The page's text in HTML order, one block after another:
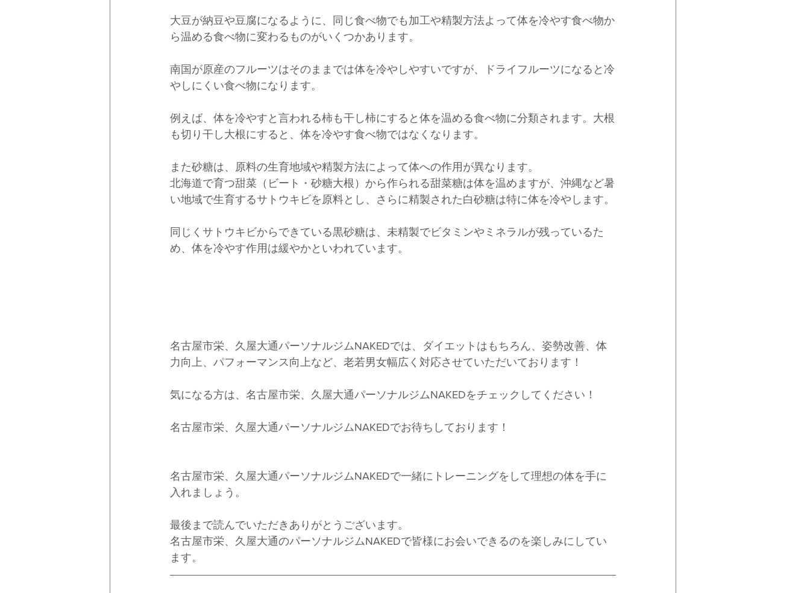
大豆が納豆や豆腐になるように、同じ食べ物でも加工や精製方法よって体を冷やす食べ物か
ら温める食べ物に変わるものがいくつかあります。
南国が原産のフルーツはそのままでは体を冷やしやすいですが、ドライフルーツになると冷
やしにくい食べ物になります。
例えば、体を冷やすと言われる柿も干し柿にすると体を温める食べ物に分類されます。大根
も切り干し大根にすると、体を冷やす食べ物ではなくなります。
また砂糖は、原料の生育地域や精製方法によって体への作用が異なります。
北海道で育つ甜菜（ビート・砂糖大根）から作られる甜菜糖は体を温めますが、沖縄など暑
い地域で生育するサトウキビを原料とし、さらに精製された白砂糖は特に体を冷やします。
同じくサトウキビからできている黒砂糖は、未精製でビタミンやミネラルが残っているた
め、体を冷やす作用は緩やかといわれています。
名古屋市栄、久屋大通パーソナルジムNAKEDでは、ダイエットはもちろん、姿勢改善、体
力向上、パフォーマンス向上など、老若男女幅広く対応させていただいております！
気になる方は、名古屋市栄、久屋大通パーソナルジムNAKEDをチェックしてください！
名古屋市栄、久屋大通パーソナルジムNAKEDでお待ちしております！
名古屋市栄、久屋大通パーソナルジムNAKEDで一緒にトレーニングをして理想の体を手に
入れましょう。
最後まで読んでいただきありがとうございます。
名古屋市栄、久屋大通のパーソナルジムNAKEDで皆様にお会いできるのを楽しみにしてい
ます。